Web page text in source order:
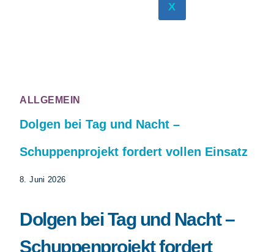
X
ALLGEMEIN
Dolgen bei Tag und Nacht –
Schuppenprojekt fordert vollen Einsatz
8. Juni 2026
Dolgen bei Tag und Nacht –
Schuppenprojekt fordert